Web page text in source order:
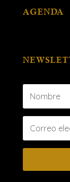
AGENDA